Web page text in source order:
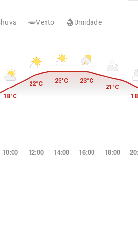
Vento Umidade